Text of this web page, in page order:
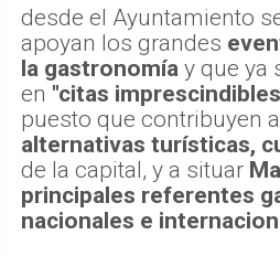
desde el Ayuntamiento
apoyan los grandes
la gastronomía y que ya
en "citas
puesto que contribuyen
alternativas turísticas,
de la capital, y a situar
principales referentes
nacionales e